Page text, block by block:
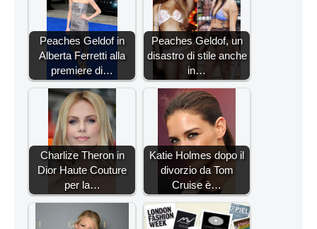
Peaches Geldof in
Alberta Ferretti alla
premiere di…
Peaches Geldof, un
disastro di stile anche
in…
Charlize Theron in
Dior Haute Couture
per la…
Katie Holmes dopo il
divorzio da Tom
Cruise è…